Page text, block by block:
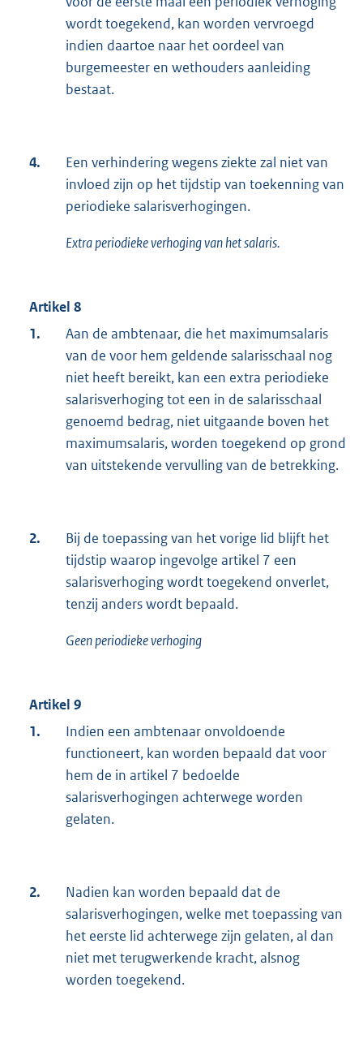
wordt toegekend, kan worden vervroegd
indien daartoe naar het oordeel van
burgemeester en wethouders aanleiding
bestaat.
4.
Een verhindering wegens ziekte zal niet van
invloed zijn op het tijdstip van toekenning van
periodieke salarisverhogingen.
Extra periodieke verhoging van het salaris.
Artikel 8
1.
Aan de ambtenaar, die het maximumsalaris
van de voor hem geldende salarisschaal nog
niet heeft bereikt, kan een extra periodieke
salarisverhoging tot een in de salarisschaal
genoemd bedrag, niet uitgaande boven het
maximumsalaris, worden toegekend op grond
van uitstekende vervulling van de betrekking.
2.
Bij de toepassing van het vorige lid blijft het
tijdstip waarop ingevolge artikel 7 een
salarisverhoging wordt toegekend onverlet,
tenzij anders wordt bepaald.
Geen periodieke verhoging
Artikel 9
1.
Indien een ambtenaar onvoldoende
functioneert, kan worden bepaald dat voor
hem de in artikel 7 bedoelde
salarisverhogingen achterwege worden
gelaten.
2.
Nadien kan worden bepaald dat de
salarisverhogingen, welke met toepassing van
het eerste lid achterwege zijn gelaten, al dan
niet met terugwerkende kracht, alsnog
worden toegekend.